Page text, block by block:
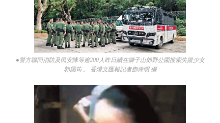
●警方聯同消防及民安隊等逾200人昨日續在獅子山郊野公園搜索失蹤少女
郭靄筠 。 香港文匯報記者鄧偉明 攝